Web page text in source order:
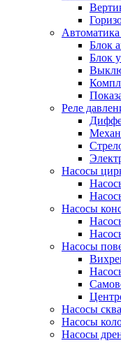
Блок
Блок
Реле
Насосы
Насосы
Насосы
Насосы
Насосы
Насосы